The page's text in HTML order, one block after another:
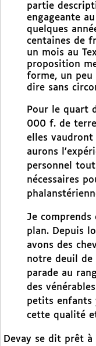
partie
engageante
quelques
centaines de
un mois au
proposition
forme, un peu
dire sans
Pour le quart
000 f. de terre
elles
aurons
personnel
nécessaires
Je comprends
plan. Depuis
avons des
notre deuil de
parade au
des
petits enfants
cette qualité
Devay se dit prêt